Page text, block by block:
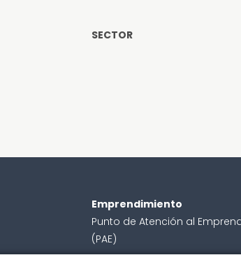
SECTOR
Emprendimiento
Punto de Atención al
(PAE)